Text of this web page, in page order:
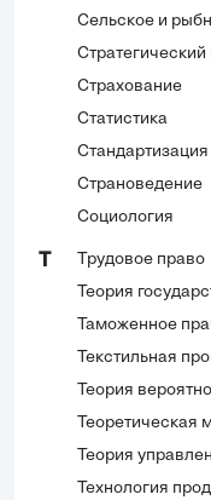
Сельское и
Страхование
Статистика
Стандартизация
Страноведение
Социология
Т
Трудовое право
Теория
Таможенное
Текстильная
Теория
Теоретическая
Теория
Технология